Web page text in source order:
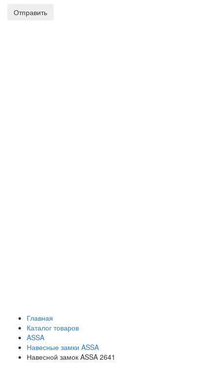
Отправить
Главная
Каталог товаров
ASSA
Навесные замки ASSA
Навесной замок ASSA 2641